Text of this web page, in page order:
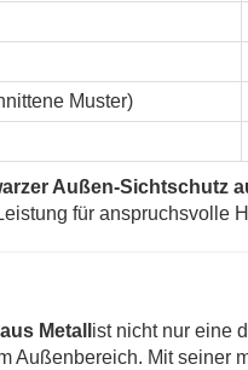
Muster)
Außen-Sichtschutz
für anspruchsvolle
Metall ist nicht nur eine
Außenbereich. Mit